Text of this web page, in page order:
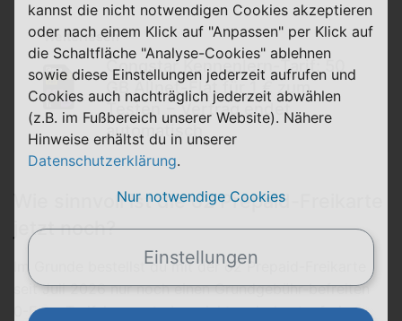
Weiterlesen
Congstar Kennenlern-Tarif: 50
GB Allnet-Flat für 1 € zum
Testen − Vertrag endet
automatisch
Wie sinnvoll ist die o2 Prepaid-Freikarte
jetzt noch?
Im Grunde bestellst du mit der o2 Prepaid-Freikarte
seit Juli 2026 nur noch einen Grundgebühr-befreiten
0-Euro-Tarif, kommst aber nicht mehr kostenfrei an
kannst die nicht notwendigen Cookies akzeptieren
oder nach einem Klick auf "Anpassen" per Klick auf
die Schaltfläche "Analyse-Cookies" ablehnen
sowie diese Einstellungen jederzeit aufrufen und
Cookies auch nachträglich jederzeit abwählen
(z.B. im Fußbereich unserer Website). Nähere
Hinweise erhältst du in unserer
Datenschutzerklärung.
Nur notwendige Cookies
Einstellungen